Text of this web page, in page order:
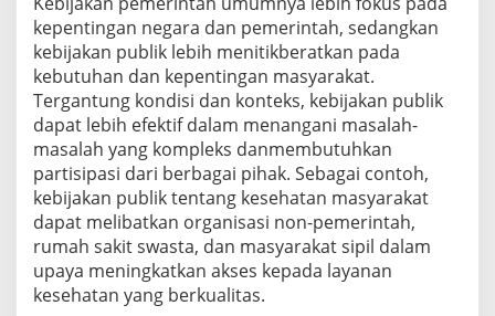
kepentingan negara dan pemerintah, sedangkan
kebijakan publik lebih menitikberatkan pada
kebutuhan dan kepentingan masyarakat.
Tergantung kondisi dan konteks, kebijakan publik
dapat lebih efektif dalam menangani masalah-
masalah yang kompleks danmembutuhkan
partisipasi dari berbagai pihak. Sebagai contoh,
kebijakan publik tentang kesehatan masyarakat
dapat melibatkan organisasi non-pemerintah,
rumah sakit swasta, dan masyarakat sipil dalam
upaya meningkatkan akses kepada layanan
kesehatan yang berkualitas.